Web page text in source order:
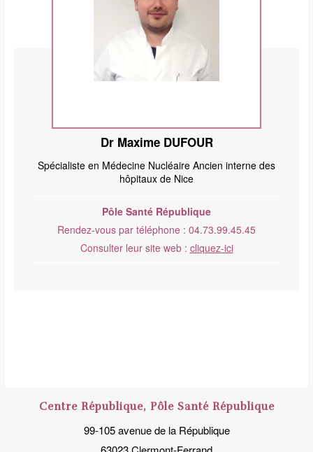
Dr Maxime DUFOUR
Spécialiste en Médecine Nucléaire Ancien interne des
hôpitaux de Nice
Pôle Santé République
Rendez-vous par téléphone : 04.73.99.45.45
Consulter leur site web : cliquez-ici
Centre République, Pôle Santé République
99-105 avenue de la République